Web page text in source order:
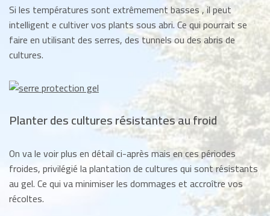
Si les températures sont extrêmement basses , il peut
intelligent e cultiver vos plants sous abri. Ce qui pourrait se
faire en utilisant des serres, des tunnels ou des abris de
cultures.
Planter des cultures résistantes au froid
On va le voir plus en détail ci-après mais en ces périodes
froides, privilégié la plantation de cultures qui sont résistants
au gel. Ce qui va minimiser les dommages et accroître vos
récoltes.